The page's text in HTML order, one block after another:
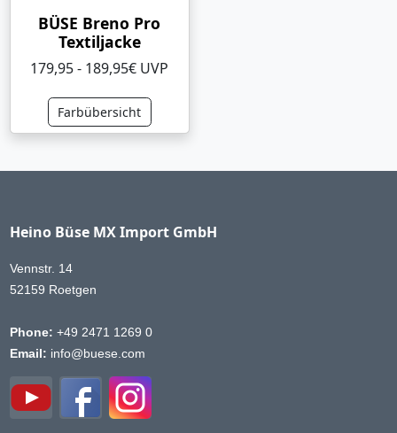
BÜSE Breno Pro
Textiljacke
179,95 - 189,95€ UVP
Farbübersicht
Heino Büse MX Import GmbH
Vennstr. 14
52159 Roetgen
Phone: +49 2471 1269 0
Email: info@buese.com